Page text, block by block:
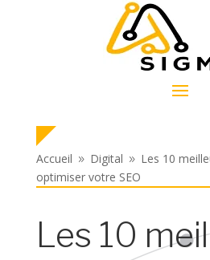
Accueil 9 Digital 9 Les 10
optimiser votre SEO
Les 10